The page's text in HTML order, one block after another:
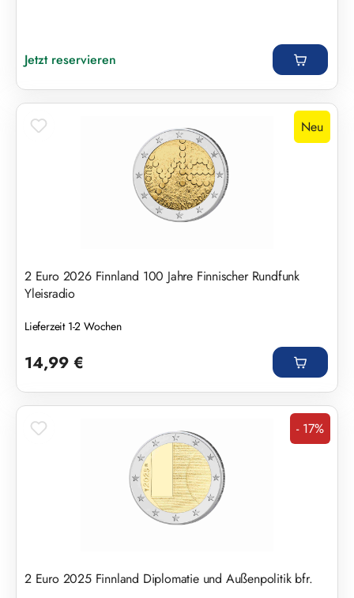
Jetzt reservieren
Neu
2 Euro 2026 Finnland 100 Jahre Finnischer Rundfunk
Yleisradio
Lieferzeit 1-2 Wochen
14,99 €
Rabatt
- 17%
2 Euro 2025 Finnland Diplomatie und Außenpolitik bfr.